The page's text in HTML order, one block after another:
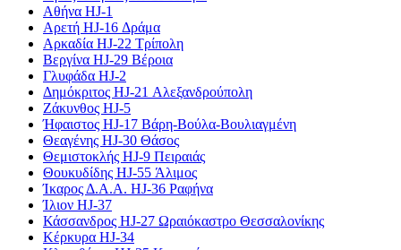
Αθήνα HJ-1
Αρετή HJ-16 Δράμα
Αρκαδία HJ-22 Τρίπολη
Βεργίνα HJ-29 Βέροια
Γλυφάδα HJ-2
Δημόκριτος HJ-21 Αλεξανδρούπολη
Ζάκυνθος HJ-5
Ήφαιστος HJ-17 Βάρη-Βούλα-Βουλιαγμένη
Θεαγένης HJ-30 Θάσος
Θεμιστοκλής HJ-9 Πειραιάς
Θουκυδίδης HJ-55 Άλιμος
Ίκαρος Δ.Α.Α. HJ-36 Ραφήνα
Ίλιον HJ-37
Κάσσανδρος HJ-27 Ωραιόκαστρο Θεσσαλονίκης
Κέρκυρα HJ-34